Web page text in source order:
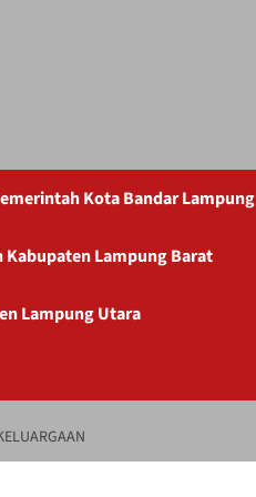
Kota Bandar Lampung
Kabupaten Lampung Barat
Lampung Utara